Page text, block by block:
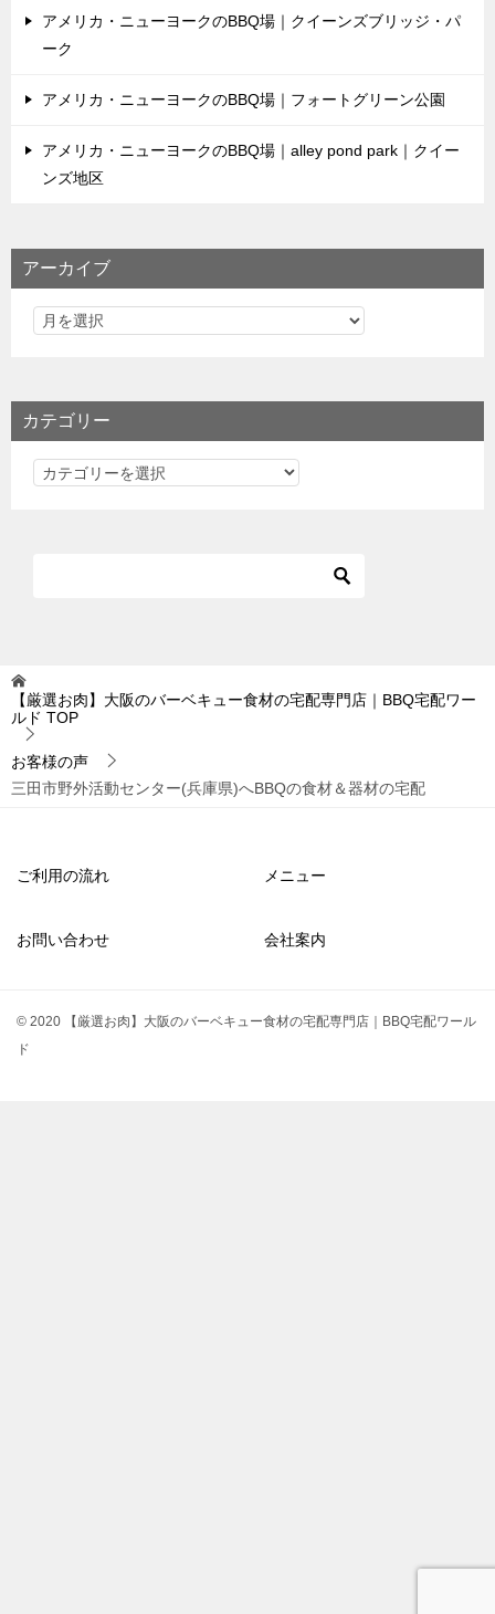
アメリカ・ニューヨークのBBQ場｜クイーンズブリッジ・パ
ーク
アメリカ・ニューヨークのBBQ場｜フォートグリーン公園
アメリカ・ニューヨークのBBQ場｜alley pond park｜クイー
ンズ地区
アーカイブ
カテゴリー
カ
【厳選お肉】大阪のバーベキュー食材の宅配専門店｜BBQ宅配ワー
ルド TOP
お客様の声
三田市野外活動センター(兵庫県)へBBQの食材＆器材の宅配
ご利用の流れ メニュー
お問い合わせ 会社案内
© 2020 【厳選お肉】大阪のバーベキュー食材の宅配専門店｜BBQ宅配ワール
ド